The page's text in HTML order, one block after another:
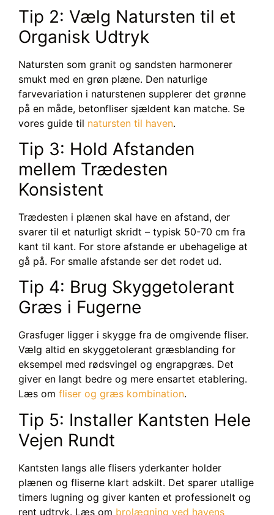
Tip 2: Vælg Natursten til et
Organisk Udtryk
Natursten som granit og sandsten harmonerer
smukt med en grøn plæne. Den naturlige
farvevariation i naturstenen supplerer det grønne
på en måde, betonfliser sjældent kan matche. Se
vores guide til natursten til haven.
Tip 3: Hold Afstanden
mellem Trædesten
Konsistent
Trædesten i plænen skal have en afstand, der
svarer til et naturligt skridt – typisk 50-70 cm fra
kant til kant. For store afstande er ubehagelige at
gå på. For smalle afstande ser det rodet ud.
Tip 4: Brug Skyggetolerant
Græs i Fugerne
Grasfuger ligger i skygge fra de omgivende fliser.
Vælg altid en skyggetolerant græsblanding for
eksempel med rødsvingel og engrapgræs. Det
giver en langt bedre og mere ensartet etablering.
Læs om fliser og græs kombination.
Tip 5: Installer Kantsten Hele
Vejen Rundt
Kantsten langs alle flisers yderkanter holder
plænen og fliserne klart adskilt. Det sparer utallige
timers lugning og giver kanten et professionelt og
rent udtryk. Læs om brolægning ved havens